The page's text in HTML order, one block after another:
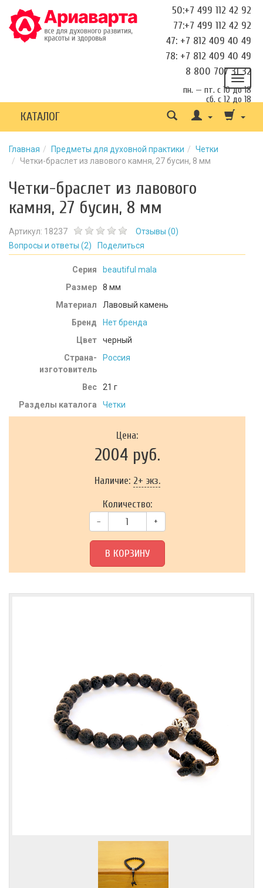
50:+7 499 112 42 92
77:+7 499 112 42 92
47: +7 812 409 40 49
78: +7 812 409 40 49
8 800 707 31 32
пн. — пт. с 10 до 18
сб. с 12 до 18
КАТАЛОГ
Главная Предметы для духовной практики
Четки
Четки-браслет из лавового камня, 27 бусин, 8 мм
Четки-браслет из лавового
камня, 27 бусин, 8 мм
Артикул: 18237 Отзывы (0)
Вопросы и ответы (2) Поделиться
Серия
beautiful mala
Размер
8 мм
Материал
Лавовый камень
Бренд
Нет бренда
Цвет
черный
Страна-
изготовитель
Россия
Вес 21 г
Разделы каталога
Четки
Цена:
2004 руб.
Наличие: 2+ экз.
Количество:
– +
В КОРЗИНУ